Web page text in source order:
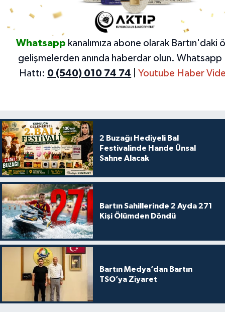
Whatsapp kanalımıza abone olarak Bartın'daki
gelişmelerden anında haberdar olun. Whatsapp
Hattı: 0 (540) 010 74 74 Youtube Haber
2 Buzağı Hediyeli Bal
Festivalinde Hande Ünsal
Sahne Alacak
Bartın Sahillerinde 2 Ayda 271
Kişi Ölümden Döndü
Bartın Medya’dan Bartın
TSO’ya Ziyaret